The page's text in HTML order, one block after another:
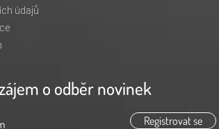
údajů
o odběr novinek
Registrovat se